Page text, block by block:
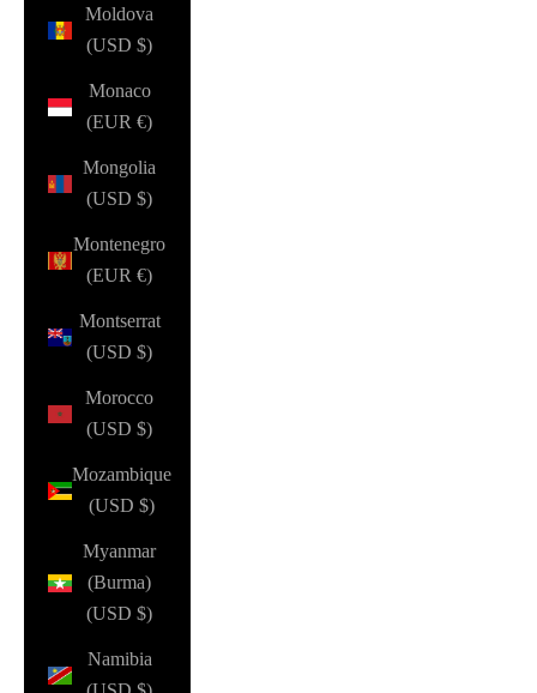
Moldova
(USD $)
Monaco
(EUR €)
Mongolia
(USD $)
Montenegro
(EUR €)
Montserrat
(USD $)
Morocco
(USD $)
Mozambique
(USD $)
Myanmar
(Burma)
(USD $)
Namibia